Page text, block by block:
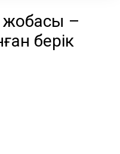
жобасы –
берік